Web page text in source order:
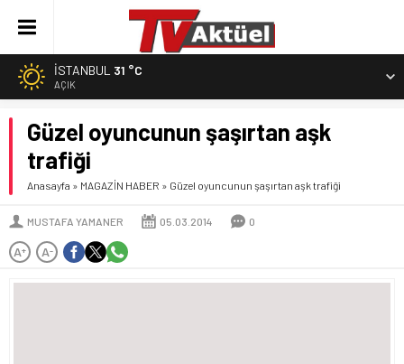
İSTANBUL 31 °C
AÇIK
Güzel oyuncunun şaşırtan aşk
trafiği
Anasayfa » MAGAZİN HABER » Güzel oyuncunun şaşırtan aşk trafiği
MUSTAFA YAMANER 05.03.2014 0
A+ A-